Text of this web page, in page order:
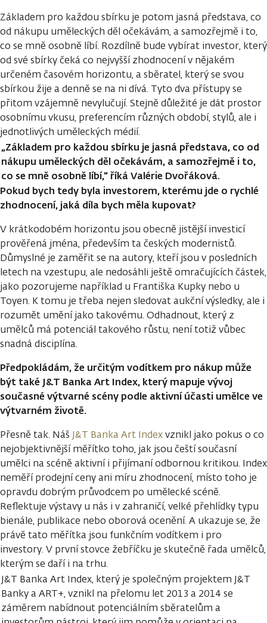
Základem pro každou sbírku je potom jasná představa, co
od nákupu uměleckých děl očekávám, a samozřejmě i to,
co se mně osobně líbí. Rozdílně bude vybírat investor, který
od své sbírky čeká co nejvyšší zhodnocení v nějakém
určeném časovém horizontu, a sběratel, který se svou
sbírkou žije a denně se na ni dívá. Tyto dva přístupy se
přitom vzájemně nevylučují. Stejně důležité je dát prostor
osobnímu vkusu, preferencím různých období, stylů, ale i
jednotlivých uměleckých médií.
„Základem pro každou sbírku je jasná představa, co od
nákupu uměleckých děl očekávám, a samozřejmě i to,
co se mně osobně líbí,“ říká Valérie Dvořáková.
Pokud bych tedy byla investorem, kterému jde o rychlé
zhodnocení, jaká díla bych měla kupovat?
V krátkodobém horizontu jsou obecně jistější investicí
prověřená jména, především ta českých modernistů.
Důmyslné je zaměřit se na autory, kteří jsou v posledních
letech na vzestupu, ale nedosáhli ještě omračujících částek,
jako pozorujeme například u Františka Kupky nebo u
Toyen. K tomu je třeba nejen sledovat aukční výsledky, ale i
rozumět umění jako takovému. Odhadnout, který z
umělců má potenciál takového růstu, není totiž vůbec
snadná disciplína.
Předpokládám, že určitým vodítkem pro nákup může
být také J&T Banka Art Index, který mapuje vývoj
současné výtvarné scény podle aktivní účasti umělce ve
výtvarném životě.
Přesně tak. Náš J&T Banka Art Indexvznikl jako pokus o co
nejobjektivnější měřítko toho, jak jsou čeští současní
umělci na scéně aktivní i přijímaní odbornou kritikou. Index
neměří prodejní ceny ani míru zhodnocení, místo toho je
opravdu dobrým průvodcem po umělecké scéně.
Reflektuje výstavy u nás i v zahraničí, velké přehlídky typu
bienále, publikace nebo oborová ocenění. A ukazuje se, že
právě tato měřítka jsou funkčním vodítkem i pro
investory. V první stovce žebříčku je skutečně řada umělců,
kterým se daří i na trhu.
J&T Banka Art Index, který je společným projektem J&T
Banky a ART+, vznikl na přelomu let 2013 a 2014 se
záměrem nabídnout potenciálním sběratelům a